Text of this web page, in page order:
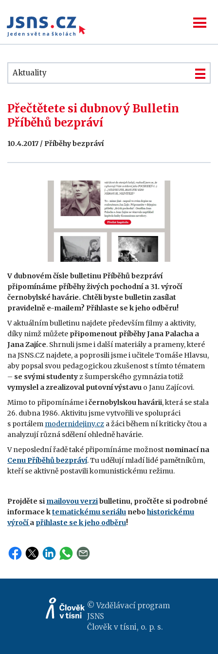
Aktuality
Přečtětete si dubnový Bulletin
Příběhů bezpráví
10.4.2017 / Příběhy bezpráví
V dubnovém čísle bulletinu Příběhů bezpráví
připomínáme příběhy živých pochodní a 31. výročí
černobylské havárie. Chtěli byste bulletin zasílat
pravidelně e-mailem? Přihlaste se k jeho odběru!
V aktuálním bulletinu najdete především filmy a aktivity,
díky nimž můžete připomenout příběhy Jana Palacha a
Jana Zajíce. Shrnuli jsme i další materiály a prameny, které
na JSNS.CZ najdete, a poprosili jsme i učitele Tomáše Hlavsu,
aby popsal svou pedagogickou zkušenost s tímto tématem
– se svými studentyz šumperského gymnázia totiž
vymyslel a zrealizoval putovní výstavu o Janu Zajícovi.
Mimo to připomínáme ičernobylskou havárii, která se stala
26. dubna 1986. Aktivitu jsme vytvořili ve spolupráci
s portálem modernidejiny.cz a žáci během ní kriticky čtou a
analyzují různá sdělení ohledně havárie.
V neposlední řadě také připomínáme možnost nominací na
Cenu Příběhů bezpráví. Tu udělují mladí lidé pamětníkům,
kteří se aktivně postavili komunistickému režimu.
Projděte si mailovou verzibulletinu, pročtěte si podrobné
informace ktematickému seriálu nebohistorickému
výročía přihlaste se k jeho odběru!
© Vzdělávací program
JSNS
Člověk v tísni, o. p. s.